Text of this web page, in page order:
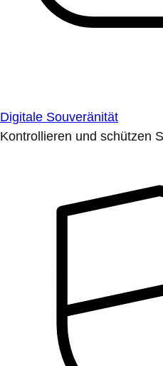
Digitale Souveränität
Kontrollieren und schützen